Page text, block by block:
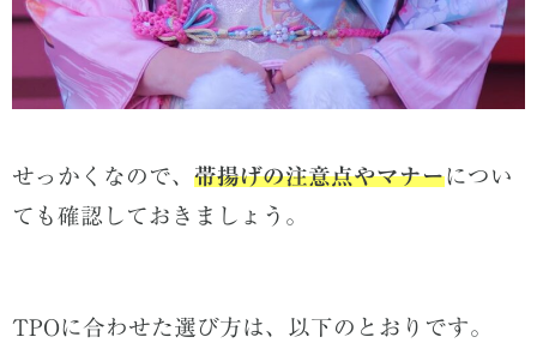
せっかくなので、 帯揚げの注意点やマナーについ
ても確認しておきましょう。
TPOに合わせた選び方は、以下のとおりです。